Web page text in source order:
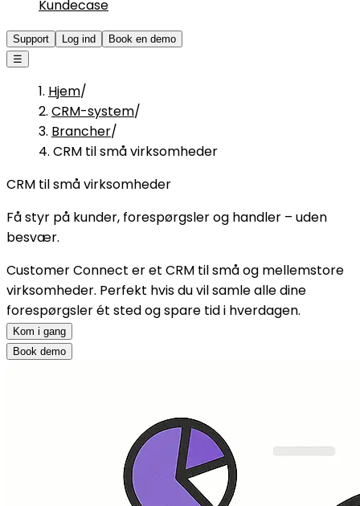
Kundecase
Support Log ind
Book en demo
☰
Hjem/
CRM-system/
Brancher/
CRM til små virksomheder
CRM til små virksomheder
Få styr på kunder, forespørgsler og handler – uden
besvær.
Customer Connect er et CRM til små og mellemstore
virksomheder. Perfekt hvis du vil samle alle dine
forespørgsler ét sted og spare tid i hverdagen.
Kom i gang
Book demo